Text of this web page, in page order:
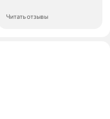
Читать отзывы